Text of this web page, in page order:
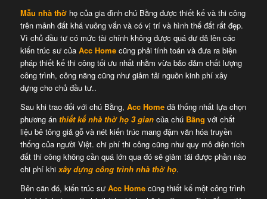
Mẫu nhà thờhọ của gia đình chú Bằng được thiết kế và thi công
trên mảnh đất khá vuông vắn và có vị trí và hình thế đất rất đẹp.
Vì chủ đầu tư có mức tài chính không được quá dư dả lên các
kiến trúc sư của Acc Homecũng phải tính toán và đưa ra biện
pháp thiết kế thi công tối ưu nhất nhằm vừa bảo đảm chất lượng
công trình, công năng cũng như giảm tải nguồn kinh phí xây
dựng cho chủ đầu tư..
Sau khi trao đổi với chú Bằng, Acc Homeđã thống nhất lựa chọn
phương án thiết kế nhà thờ họ 3 giancủa chú Bằng với chất
liệu bê tông giả gỗ và nét kiến trúc mang đậm văn hóa truyền
thống của người Việt. chi phí thi công cũng như quy mô diện tích
đất thi công không cần quá lớn qua đó sẽ giảm tải được phần nào
chi phí khi xây dựng công trình nhà thờ họ.
Bên căn đó, kiến trúc sư Acc Homecũng thiết kế một công trình